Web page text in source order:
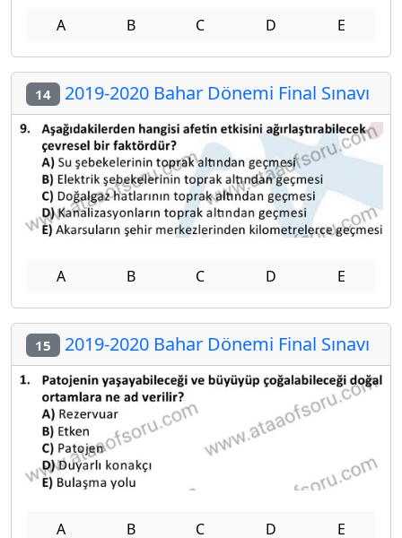
A B C D E
14 2019-2020 Bahar Dönemi Final Sınavı
A B C D E
15 2019-2020 Bahar Dönemi Final Sınavı
A B C D E